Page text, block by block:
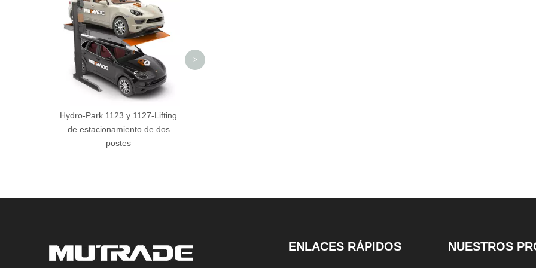
Hydro-Park 1123 y 1127-Lifting
de estacionamiento de dos
postes
>
ENLACES RÁPIDOS NUESTROS